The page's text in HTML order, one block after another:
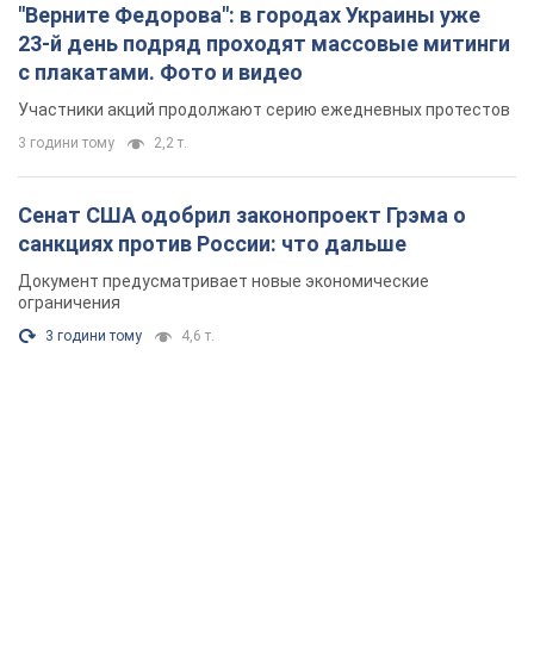
"Верните Федорова": в городах Украины уже
23-й день подряд проходят массовые митинги
с плакатами. Фото и видео
Участники акций продолжают серию ежедневных протестов
3 години тому 2,2 т.
Сенат США одобрил законопроект Грэма о
санкциях против России: что дальше
Документ предусматривает новые экономические
ограничения
3 години тому 4,6 т.